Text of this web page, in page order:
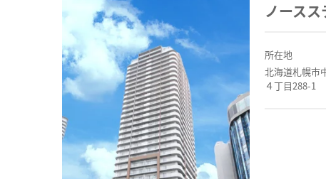
ノース
所在地
北海道札幌市
４丁目288-1